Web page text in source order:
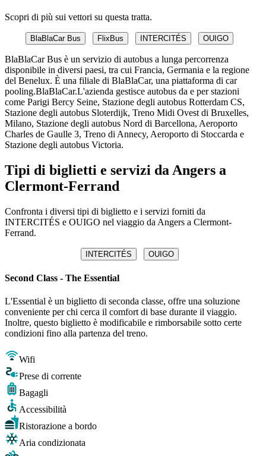
Scopri di più sui vettori su questa tratta.
BlaBlaCar Bus FlixBus INTERCITÉS OUIGO
BlaBlaCar Bus è un servizio di autobus a lunga percorrenza
disponibile in diversi paesi, tra cui Francia, Germania e la regione
del Benelux. È una filiale di BlaBlaCar, una piattaforma di car
pooling.BlaBlaCar.L'azienda gestisce autobus da e per stazioni
come Parigi Bercy Seine, Stazione degli autobus Rotterdam CS,
Stazione degli autobus Sloterdijk, Treno Midi Ovest di Bruxelles,
Milano, Stazione degli autobus Nord di Barcellona, ​​Aeroporto
Charles de Gaulle 3, Treno di Annecy, Aeroporto di Stoccarda e
Stazione degli autobus Victoria.
Tipi di biglietti e servizi da Angers a
Clermont-Ferrand
Confronta i diversi tipi di biglietto e i servizi forniti da
INTERCITÉS e OUIGO nel viaggio da Angers a Clermont-
Ferrand.
INTERCITÉS OUIGO
Second Class - The Essential
L'Essential è un biglietto di seconda classe, offre una soluzione
conveniente per chi cerca il comfort di base durante il viaggio.
Inoltre, questo biglietto è modificabile e rimborsabile sotto certe
condizioni fino alla partenza del treno.
Wifi
Prese di corrente
Bagagli
Accessibilità
Ristorazione a bordo
Aria condizionata